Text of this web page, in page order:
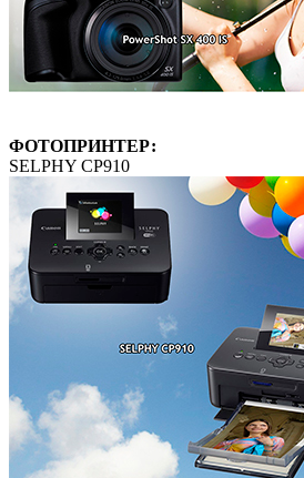
ФОТОПРИНТЕР:
SELPHY CP910